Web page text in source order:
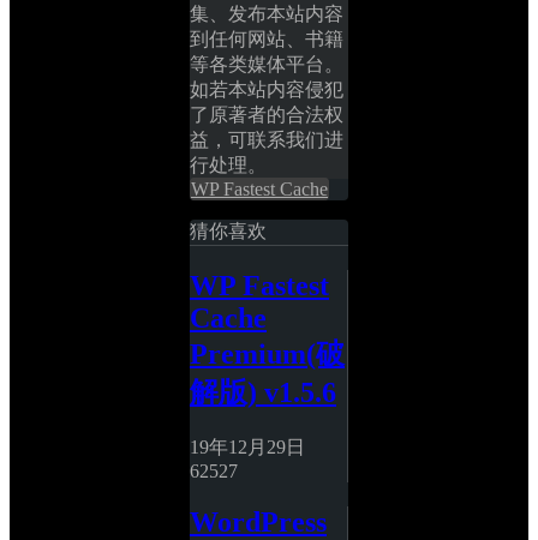
集、发布本站内容
到任何网站、书籍
等各类媒体平台。
如若本站内容侵犯
了原著者的合法权
益，可联系我们进
行处理。
WP Fastest Cache
猜你喜欢
WP Fastest
Cache
Premium(破
解版) v1.5.6
19年12月29日
62527
WordPress